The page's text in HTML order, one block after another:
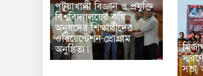
পটুয়াখালী বিজ্ঞান ও প্রযুক্তি
বিশ্ববিদ্যালয়ের কৃষি
অনুষদের শিক্ষার্থীদের
ওরিয়েন্টেশন প্রোগ্রাম
অনুষ্ঠিত৷৷
সভা